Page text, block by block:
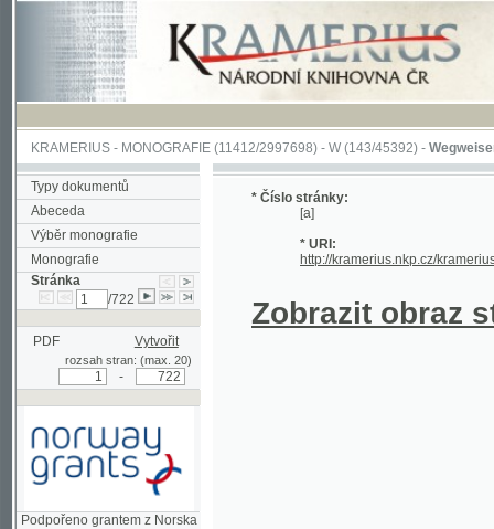
KRAMERIUS-MONOGRAFIE(11412/2997698) -W (143/45392)-Wegweiser durch
Typy dokumentů
Abeceda
Výběr monografie
Monografie
Stránka
/722
PDF Vytvořit
rozsah stran: (max. 20)
Podpořeno grantem z Norska
prostřednictvím Norského
* Číslo stránky:
[a]
* URI:
http://kramerius.nkp.cz/kramerius/